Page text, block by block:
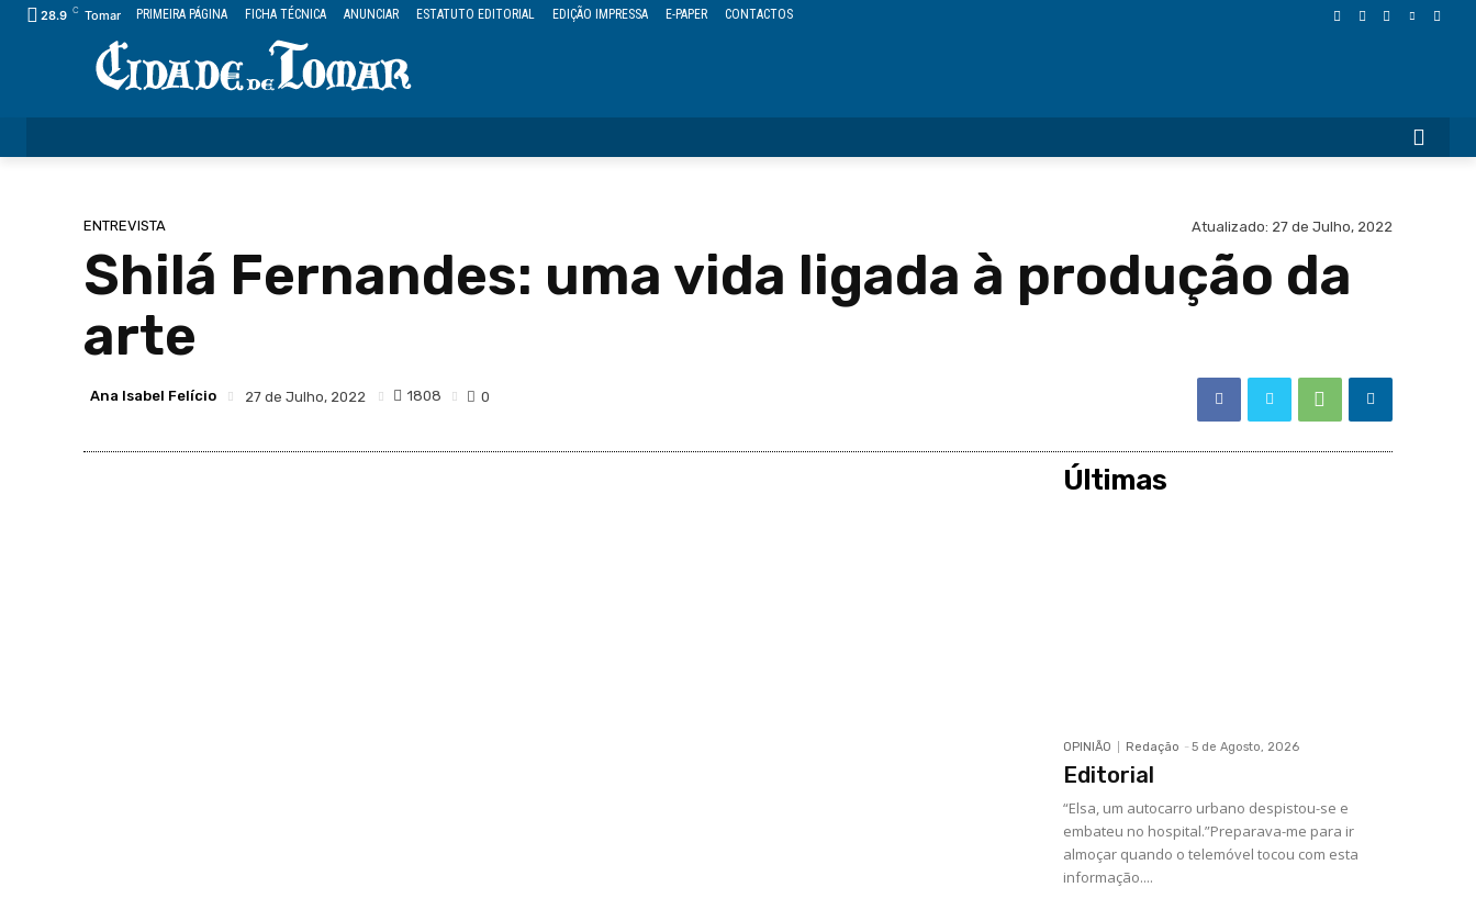
28.9 C Tomar PRIMEIRA PÁGINA FICHA TÉCNICA ANUNCIAR ESTATUTO EDITORIAL EDIÇÃO IMPRESSA E-PAPER CONTACTOS
ENTREVISTA Atualizado: 27 de Julho, 2022
Shilá Fernandes: uma vida ligada à produção da
arte
Ana Isabel Felício 27 de Julho, 2022 1808 0
Últimas
OPINIÃO Redação - 5 de Agosto, 2026
Editorial
“Elsa, um autocarro urbano despistou-se e
embateu no hospital.”Preparava-me para ir
almoçar quando o telemóvel tocou com esta
informação....